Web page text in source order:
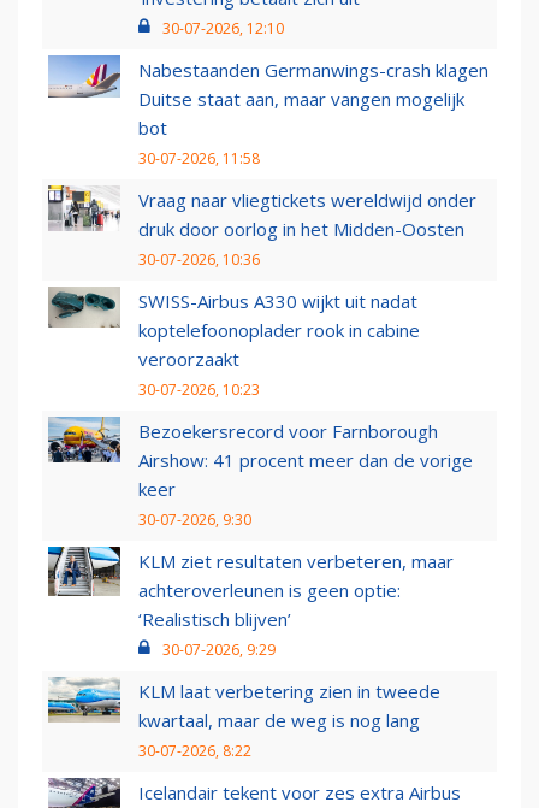
30-07-2026, 12:10
Nabestaanden Germanwings-crash klagen
Duitse staat aan, maar vangen mogelijk
bot
30-07-2026, 11:58
Vraag naar vliegtickets wereldwijd onder
druk door oorlog in het Midden-Oosten
30-07-2026, 10:36
SWISS-Airbus A330 wijkt uit nadat
koptelefoonoplader rook in cabine
veroorzaakt
30-07-2026, 10:23
Bezoekersrecord voor Farnborough
Airshow: 41 procent meer dan de vorige
keer
30-07-2026, 9:30
KLM ziet resultaten verbeteren, maar
achteroverleunen is geen optie:
‘Realistisch blijven’
30-07-2026, 9:29
KLM laat verbetering zien in tweede
kwartaal, maar de weg is nog lang
30-07-2026, 8:22
Icelandair tekent voor zes extra Airbus